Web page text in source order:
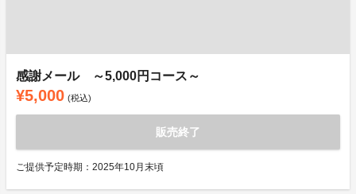
感謝メール ～5,000円コース～
¥5,000 (税込)
販売終了
ご提供予定時期：2025年10月末頃